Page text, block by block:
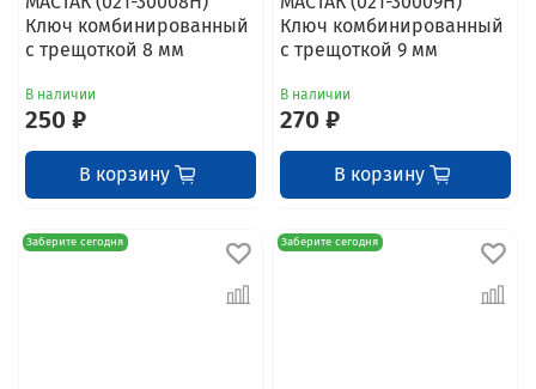
Ключ комбинированный
с трещоткой 8 мм
В наличии
250 ₽
В корзину
Ключ комбинированный
с трещоткой 9 мм
В наличии
270 ₽
В корзину
Заберите сегодня Заберите сегодня